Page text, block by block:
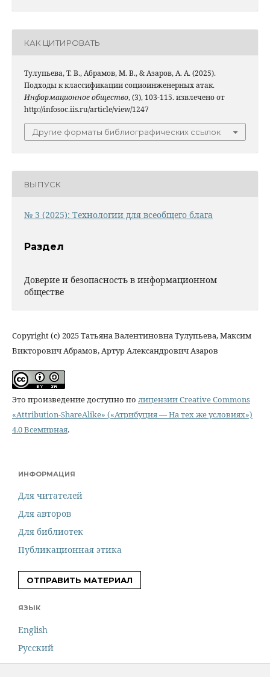
КАК ЦИТИРОВАТЬ
Тулупьева, Т. В., Абрамов, М. В., & Азаров, А. А. (2025).
Подходы к классификации социоинженерных атак.
Информационное общество, (3), 103-115. извлечено от
http://infosoc.iis.ru/article/view/1247
Другие форматы библиографических ссылок
ВЫПУСК
№ 3 (2025): Технологии для всеобщего блага
Раздел
Доверие и безопасность в информационном
обществе
Copyright (c) 2025 Татьяна Валентиновна Тулупьева, Максим
Викторович Абрамов, Артур Александрович Азаров
Это произведение доступно по лицензии Creative Commons
«Attribution-ShareAlike» («Атрибуция — На тех же условиях»)
4.0 Всемирная.
ИНФОРМАЦИЯ
Для читателей
Для авторов
Для библиотек
Публикационная этика
ОТПРАВИТЬ МАТЕРИАЛ
ЯЗЫК
English
Русский